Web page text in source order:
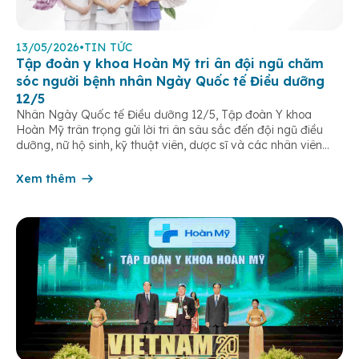
13/05/2026•TIN TỨC
Tập đoàn y khoa Hoàn Mỹ tri ân đội ngũ chăm
sóc người bệnh nhân Ngày Quốc tế Điều dưỡng
12/5
Nhân Ngày Quốc tế Điều dưỡng 12/5, Tập đoàn Y khoa
Hoàn Mỹ trân trọng gửi lời tri ân sâu sắc đến đội ngũ điều
dưỡng, nữ hộ sinh, kỹ thuật viên, dược sĩ và các nhân viên
âm thầm đồng hành trên […]
Xem thêm